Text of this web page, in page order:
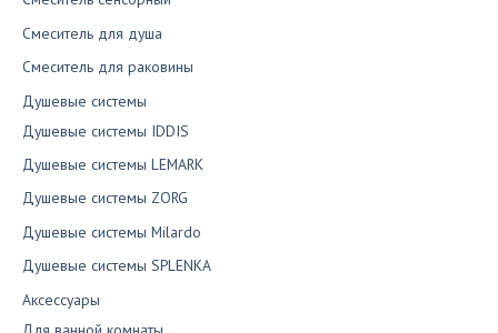
Смеситель для душа
Смеситель для раковины
Душевые системы
Душевые системы IDDIS
Душевые системы LEMARK
Душевые системы ZORG
Душевые системы Milardo
Душевые системы SPLENKA
Аксессуары